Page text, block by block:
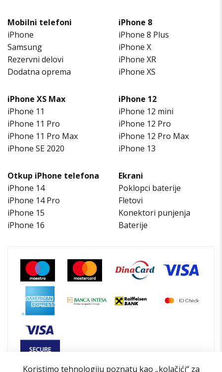
Mobilni telefoni
iPhone
Samsung
Rezervni delovi
Dodatna oprema
iPhone 8
iPhone 8 Plus
iPhone X
iPhone XR
iPhone XS
iPhone XS Max
iPhone 11
iPhone 11 Pro
iPhone 11 Pro Max
iPhone SE 2020
iPhone 12
iPhone 12 mini
iPhone 12 Pro
iPhone 12 Pro Max
iPhone 13
Otkup iPhone telefona
iPhone 14
iPhone 14 Pro
iPhone 15
iPhone 16
Ekrani
Poklopci baterije
Fletovi
Konektori punjenja
Baterije
Koristimo tehnologiju poznatu kao „kolačići“ za